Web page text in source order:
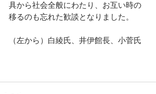
具から社会全般にわたり、お互い時の
移るのも忘れた歓談となりました。
（左から）白綾氏、井伊館長、小菅氏